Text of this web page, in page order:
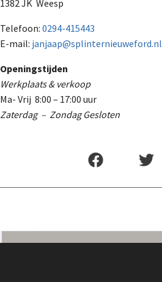
1382 JK Weesp
Telefoon: 0294-415443
E-mail: janjaap@splinternieuweford.nl
Openingstijden
Werkplaats & verkoop
Ma- Vrij 8:00 – 17:00 uur
Zaterdag – Zondag Gesloten